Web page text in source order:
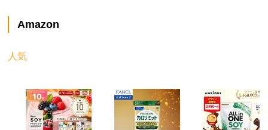
Amazon
人気